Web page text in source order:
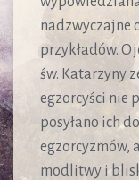
nadzwyczajne
przykładów.
św. Katarzyny
egzorcyści nie
posyłano ich
egzorcyzmów,
modlitwy i